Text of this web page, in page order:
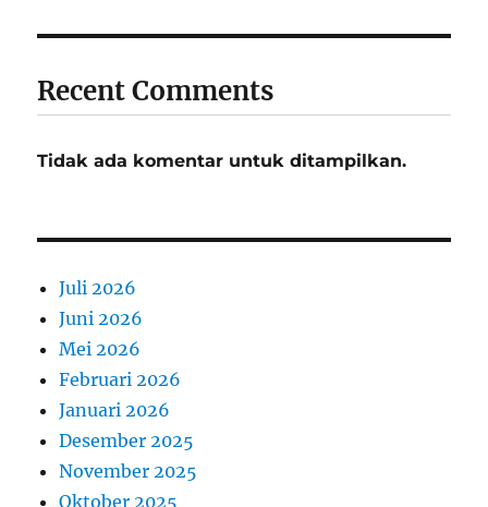
Recent Comments
Tidak ada komentar untuk ditampilkan.
Juli 2026
Juni 2026
Mei 2026
Februari 2026
Januari 2026
Desember 2025
November 2025
Oktober 2025